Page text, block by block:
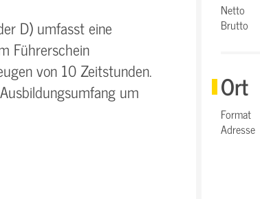
D) umfasst eine
Führerschein
von 10 Zeitstunden.
um
Netto
Brutto
Ort
Format
Adresse